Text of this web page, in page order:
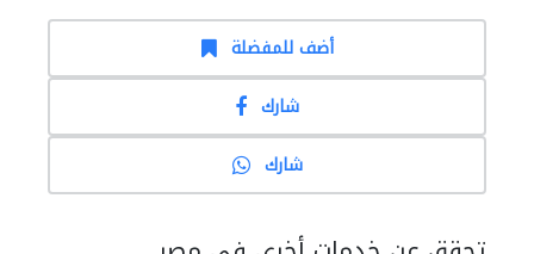
أضف للمفضلة
شارك
شارك